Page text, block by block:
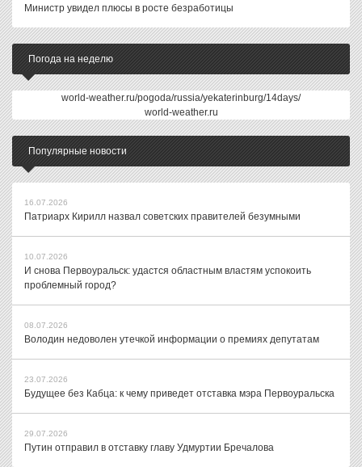
Министр увидел плюсы в росте безработицы
Погода на неделю
world-weather.ru/pogoda/russia/yekaterinburg/14days/
world-weather.ru
Популярные новости
16.07.2026
Патриарх Кирилл назвал советских правителей безумными
10.07.2026
И снова Первоуральск: удастся областным властям успокоить
проблемный город?
08.07.2026
Володин недоволен утечкой информации о премиях депутатам
23.07.2026
Будущее без Кабца: к чему приведет отставка мэра Первоуральска
29.07.2026
Путин отправил в отставку главу Удмуртии Бречалова